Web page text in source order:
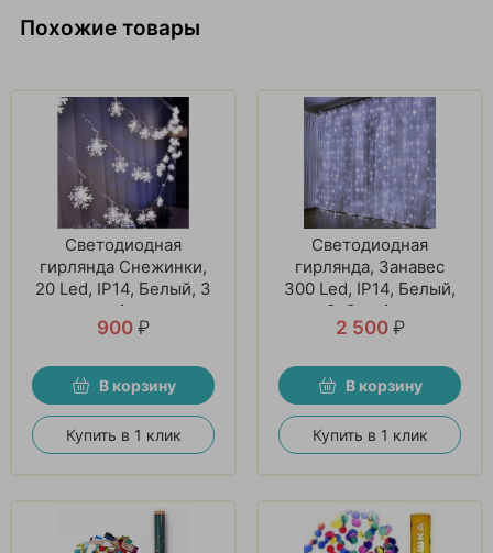
Похожие товары
Светодиодная
гирлянда Снежинки,
20 Led, IP14, Белый, 3
м. 1 шт
900 ₽
В корзину
Купить в 1 клик
Светодиодная
гирлянда, Занавес
300 Led, IP14, Белый,
3х3 м. 1 шт
2 500 ₽
В корзину
Купить в 1 клик